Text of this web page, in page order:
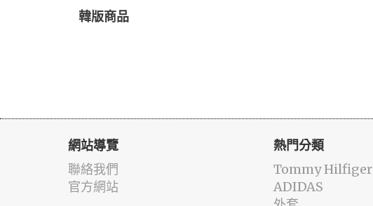
韓版商品
網站導覽
聯絡我們
官方網站
熱門分類
Tommy Hilfiger
ADIDAS